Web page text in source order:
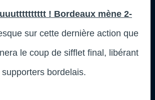
! Bordeaux mène 2-
sur cette dernière action que
le coup de sifflet final, libérant
bordelais.